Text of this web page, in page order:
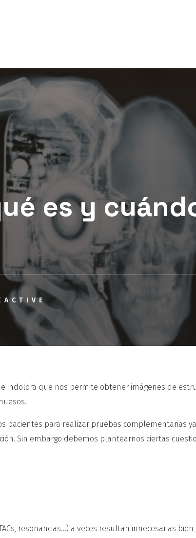
es y
indolora que nos permite obtener imágenes de
pacientes para realizar pruebas complementarias
Sin embargo debemos plantearnos ciertas
resonancias…) a veces resultan innecesarias